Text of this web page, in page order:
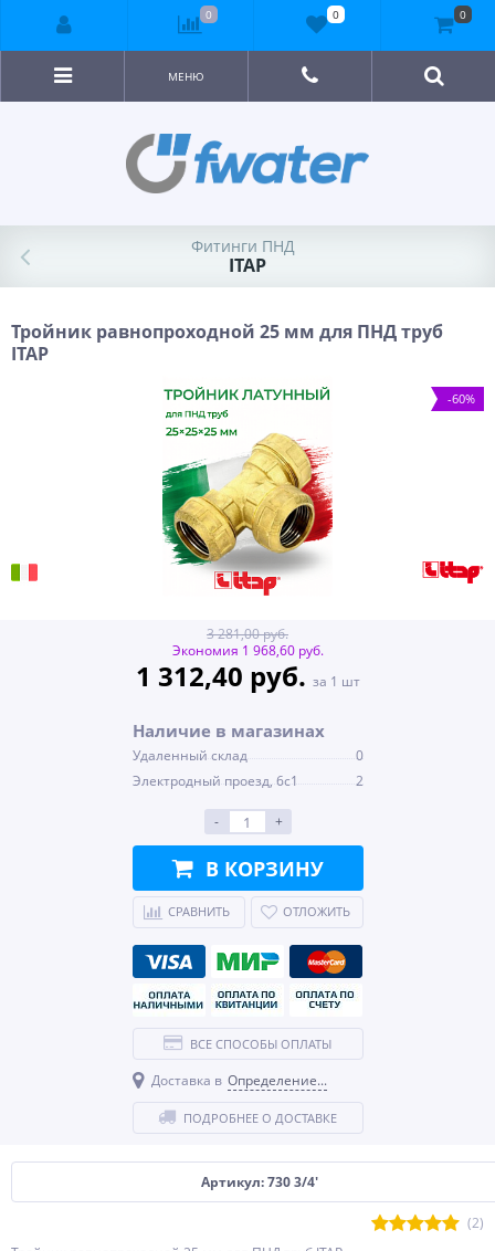
МЕНЮ
Фитинги ПНД
ITAP
Тройник равнопроходной 25 мм для ПНД труб
ITAP
-60%
Артикул: 730 3/4'
(2)
3 281,00 руб.
Экономия 1 968,60 руб.
1 312,40 руб. за 1 шт
Наличие в магазинах
Удаленный склад
0
Электродный проезд, 6с1
2
- +
В КОРЗИНУ
СРАВНИТЬ ОТЛОЖИТЬ
ВСЕ СПОСОБЫ ОПЛАТЫ
Доставка в Определение...
ПОДРОБНЕЕ О ДОСТАВКЕ
0 0 0